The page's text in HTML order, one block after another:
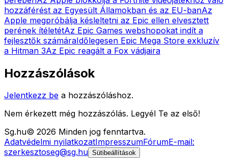
hozzáférést az Egyesült Államokban és az EU-banAz
Apple megpróbálja késleltetni az Epic ellen elvesztett
perének ítéletétAz Epic Games webshopokat indít a
fejlesztők számáraIdőlegesen Epic Mega Store exkluzív
a Hitman 3Az Epic reagált a Fox vádjaira
Hozzászólások
Jelentkezz be a hozzászóláshoz.
Nem érkezett még hozzászólás. Legyél Te az első!
Sg.hu© 2026 Minden jog fenntartva.
Adatvédelmi nyilatkozatImpresszumFórumE-mail:
szerkesztoseg@sg.hu Sütibeállítások